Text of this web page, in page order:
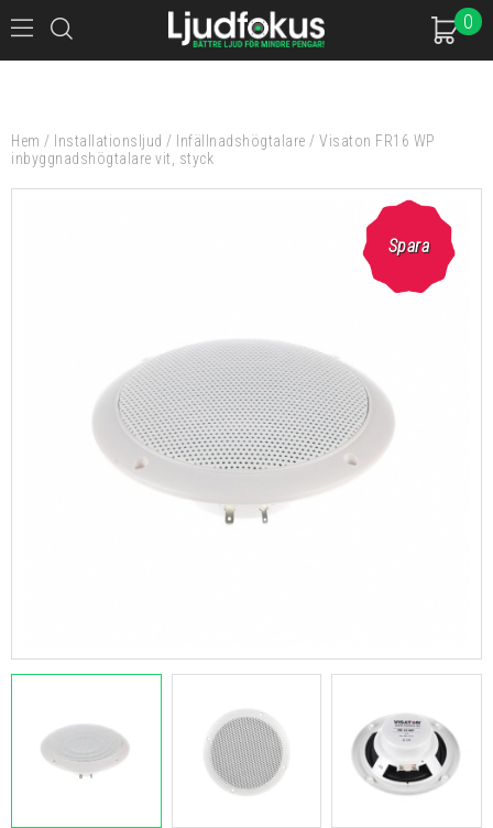
0
Hem / Installationsljud / Infällnadshögtalare / Visaton FR16 WP
inbyggnadshögtalare vit, styck
Spara